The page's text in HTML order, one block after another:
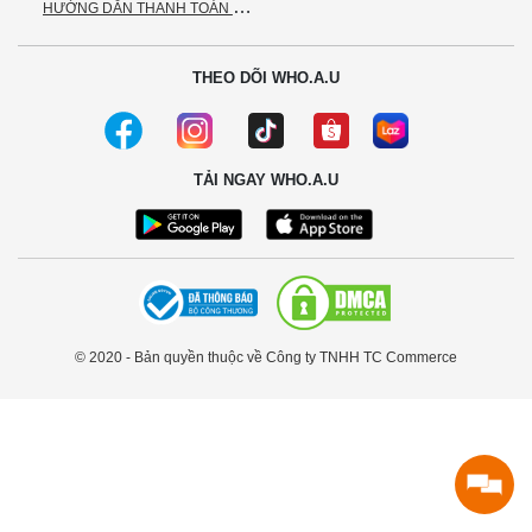
H
ƯỚNG DẪN THANH TOÁN VNPAY
THEO DÕI WHO.A.U
TẢI NGAY WHO.A.U
© 2020 - Bản quyền thuộc về Công ty TNHH TC Commerce